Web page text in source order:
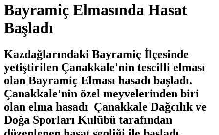
Bayramiç Elmasında Hasat
Başladı
Kazdağlarındaki Bayramiç İlçesinde
yetiştirilen Çanakkale'nin tescilli elması
olan Bayramiç Elması hasadı başladı.
Çanakkale'nin özel meyvelerinden biri
olan elma hasadı Çanakkale Dağcılık ve
Doğa Sporları Kulübü tarafından